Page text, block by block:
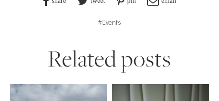
#Events
Related posts